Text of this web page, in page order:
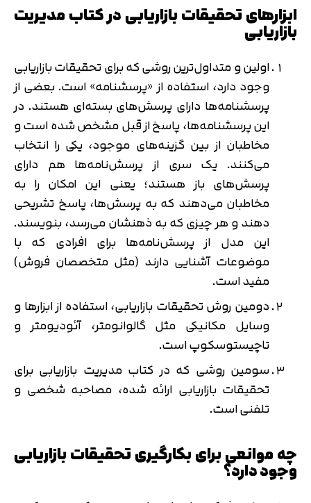
ابزارهای تحقیقات بازاریابی در کتاب مدیریت
بازاریابی
اولین و متداول‌ترین روشی که برای تحقیقات بازاریابی
وجود دارد، استفاده از «پرسشنامه» است. بعضی از
پرسشنامه‌ها دارای پرسش‌های بسته‌ای هستند. در
این پرسشنامه‌ها، پاسخ از قبل مشخص شده است و
مخاطبان از بین گزینه‌های موجود، یکی را انتخاب
می‌کنند. یک سری از پرسش‌نامه‌ها هم دارای
پرسش‌های باز هستند؛ یعنی این امکان را به
مخاطبان می‌دهند که به پرسش‌ها، پاسخ تشریحی
دهند و هر چیزی که به ذهنشان می‌رسد، بنویسند.
این مدل از پرسش‌نامه‌ها برای افرادی که با
موضوعات آشنایی دارند (مثل متخصصان فروش)
مفید است.
دومین روش تحقیقات بازاریابی، استفاده از ابزارها و
وسایل مکانیکی مثل گالوانومتر، آئودیومتر و
تاچیستوسکوپ است.
سومین روشی که در کتاب مدیریت بازاریابی برای
تحقیقات بازاریابی ارائه شده، مصاحبه شخصی و
تلفنی است.
چه موانعی برای بکارگیری تحقیقات بازاریابی
وجود دارد؟